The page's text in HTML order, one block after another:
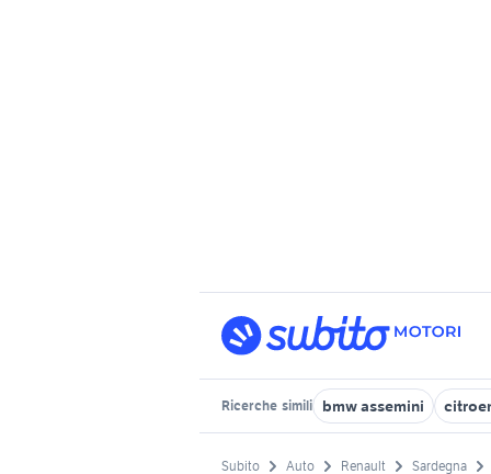
Ricerche simili bmw assemini
Subito Auto Renault Sardegna